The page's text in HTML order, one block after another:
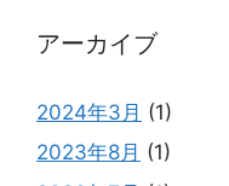
アーカイブ
2024年3月 (1)
2023年8月 (1)